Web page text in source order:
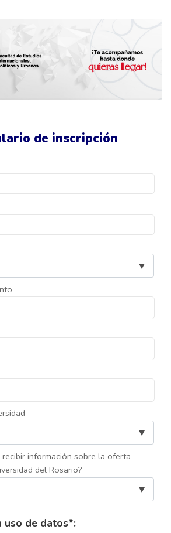
de inscripción
recibir información sobre la oferta
del Rosario?
uso de datos*: